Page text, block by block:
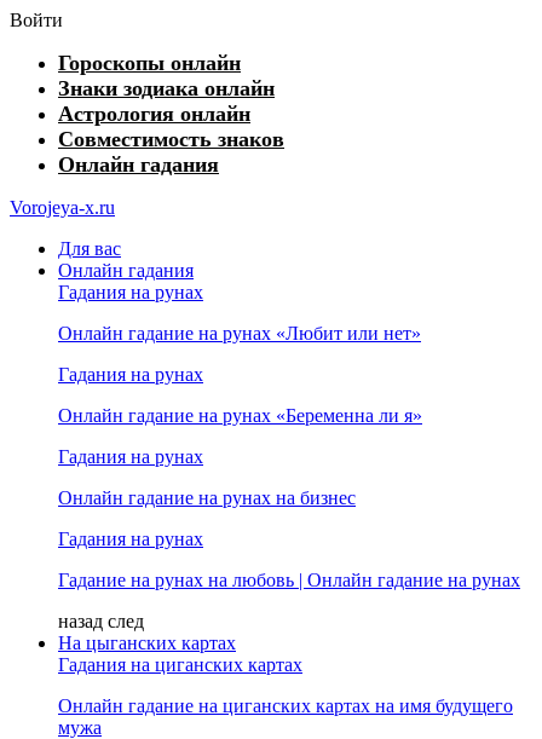
Войти
Гороскопы онлайн
Знаки зодиака онлайн
Астрология онлайн
Совместимость знаков
Онлайн гадания
Vorojeya-x.ru
Для вас
Онлайн гадания
Гадания на рунах
Онлайн гадание на рунах «Любит или нет»
Гадания на рунах
Онлайн гадание на рунах «Беременна ли я»
Гадания на рунах
Онлайн гадание на рунах на бизнес
Гадания на рунах
Гадание на рунах на любовь | Онлайн гадание на рунах
назад след
На цыганских картах
Гадания на циганских картах
Онлайн гадание на циганских картах на имя будущего
мужа